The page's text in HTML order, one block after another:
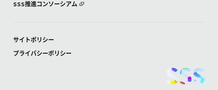
SSS推進コンソーシアム
サイトポリシー
プライバシーポリシー